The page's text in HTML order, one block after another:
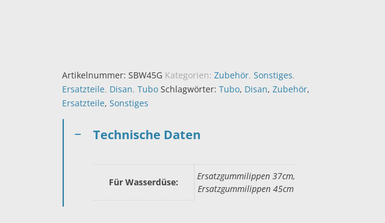
Artikelnummer: SBW45G Kategorien: Zubehör, Sonstiges,
Ersatzteile, Disan, Tubo Schlagwörter: Tubo, Disan, Zubehör,
Ersatzteile, Sonstiges
Technische Daten
Für Wasserdüse:
Ersatzgummilippen 37cm,
Ersatzgummilippen 45cm